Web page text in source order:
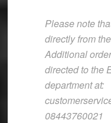
Please note
directly from
Additional
directed to the
department at:
08443760021